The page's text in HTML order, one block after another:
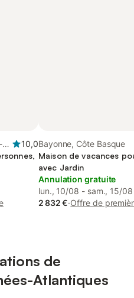
10,0Bayonne, Côte Basque
Maison de vacances
avec Jardin
Annulation gratuite
lun., 10/08 - sam., 15/08
2 832 €·Offre de
de
Atlantiques